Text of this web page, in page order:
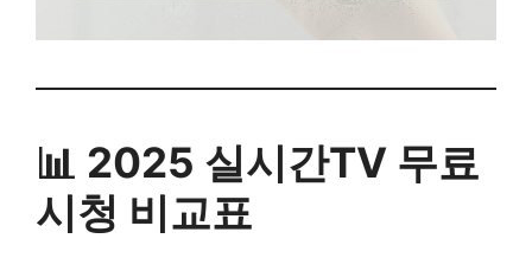
📊 2025 실시간TV 무료
시청 비교표